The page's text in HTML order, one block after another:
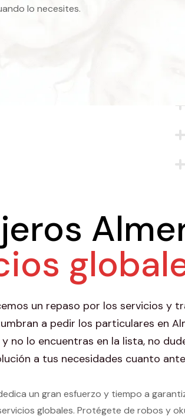
lo necesites.
un repaso por los servicios y
a pedir los particulares en
no lo encuentras en la lista, no
a tus necesidades cuanto
un gran esfuerzo y tiempo a
globales. Protégete de robos y